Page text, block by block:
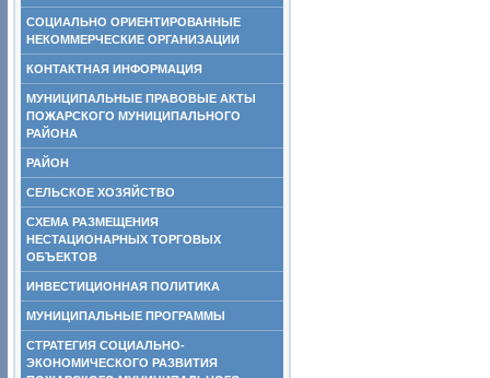
СОЦИАЛЬНО ОРИЕНТИРОВАННЫЕ
НЕКОММЕРЧЕСКИЕ ОРГАНИЗАЦИИ
КОНТАКТНАЯ ИНФОРМАЦИЯ
МУНИЦИПАЛЬНЫЕ ПРАВОВЫЕ АКТЫ
ПОЖАРСКОГО МУНИЦИПАЛЬНОГО
РАЙОНА
РАЙОН
СЕЛЬСКОЕ ХОЗЯЙСТВО
СХЕМА РАЗМЕЩЕНИЯ
НЕСТАЦИОНАРНЫХ ТОРГОВЫХ
ОБЪЕКТОВ
ИНВЕСТИЦИОННАЯ ПОЛИТИКА
МУНИЦИПАЛЬНЫЕ ПРОГРАММЫ
СТРАТЕГИЯ СОЦИАЛЬНО-
ЭКОНОМИЧЕСКОГО РАЗВИТИЯ